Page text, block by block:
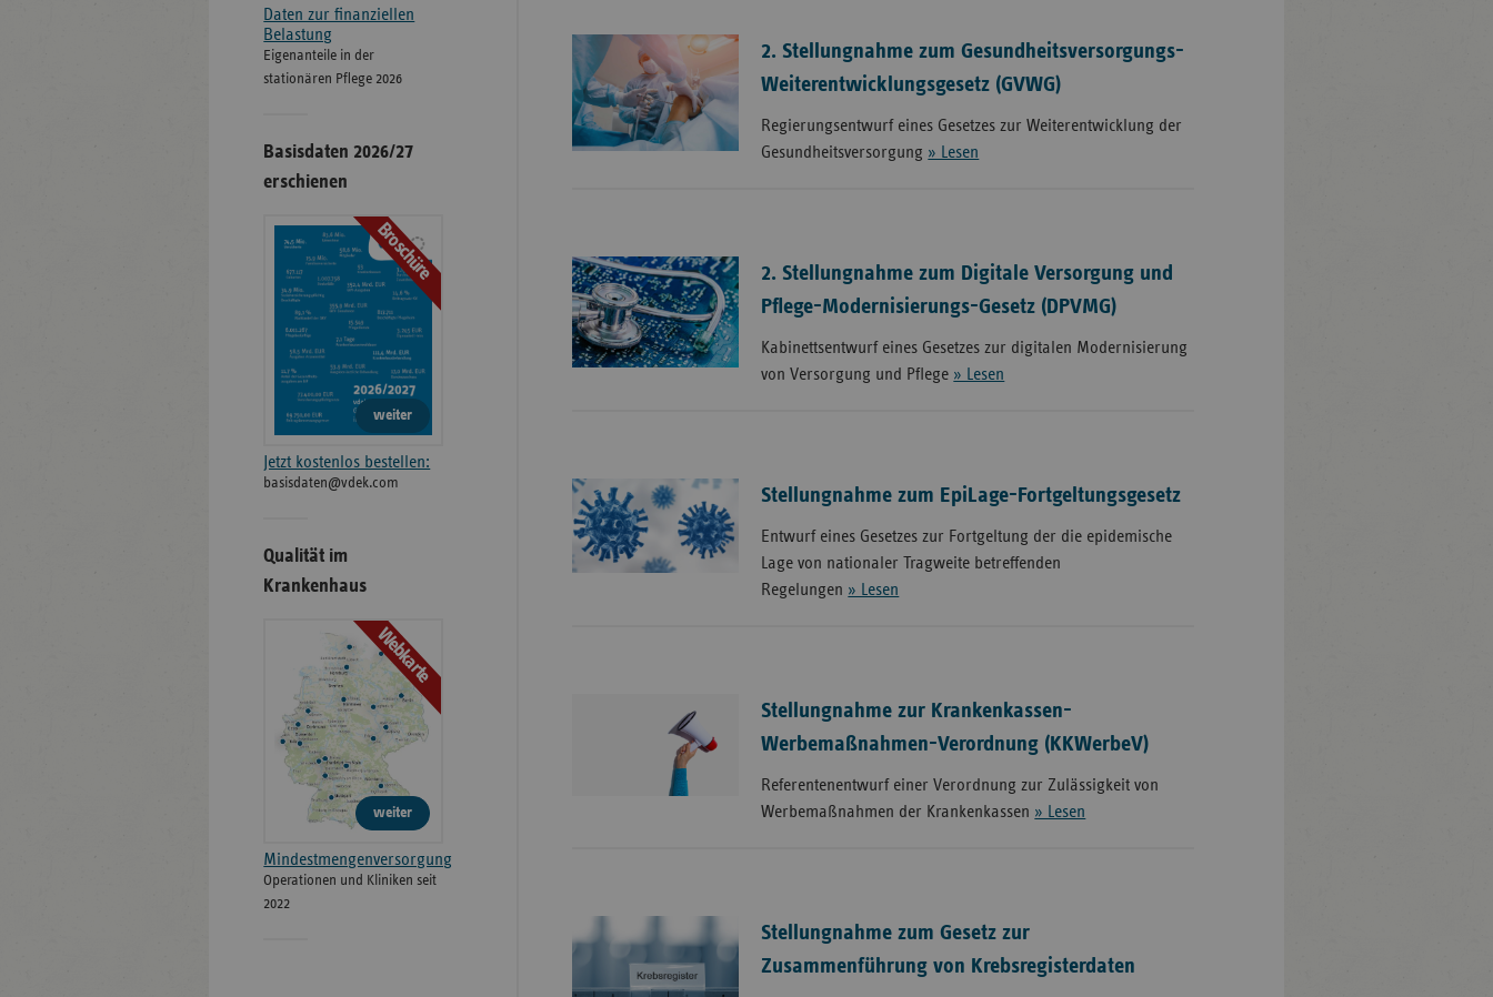
2. Stellungnahme zum Gesundheitsversorgungs-
Weiterentwicklungsgesetz (GVWG)
Regierungsentwurf eines Gesetzes zur Weiterentwicklung der
Gesundheitsversorgung » Lesen
2. Stellungnahme zum Digitale Versorgung und
Pflege-Modernisierungs-Gesetz (DPVMG)
Kabinettsentwurf eines Gesetzes zur digitalen Modernisierung
von Versorgung und Pflege » Lesen
Stellungnahme zum EpiLage-Fortgeltungsgesetz
Entwurf eines Gesetzes zur Fortgeltung der die epidemische
Lage von nationaler Tragweite betreffenden
Regelungen » Lesen
Stellungnahme zur Krankenkassen-
Werbemaßnahmen-Verordnung (KKWerbeV)
Referentenentwurf einer Verordnung zur Zulässigkeit von
Werbemaßnahmen der Krankenkassen » Lesen
Stellungnahme zum Gesetz zur
Zusammenführung von Krebsregisterdaten
Daten zur finanziellen
Belastung
Eigenanteile in der
stationären Pflege 2026
Basisdaten 2026/27
erschienen
Broschüre
weiter
Jetzt kostenlos bestellen:
basisdaten@vdek.com
Qualität im
Krankenhaus
Webkarte
weiter
Mindestmengenversorgung
Operationen und Kliniken seit
2022